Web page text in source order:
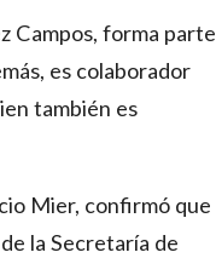
Campos, forma parte
es colaborador
también es
Mier, confirmó que
la Secretaría de